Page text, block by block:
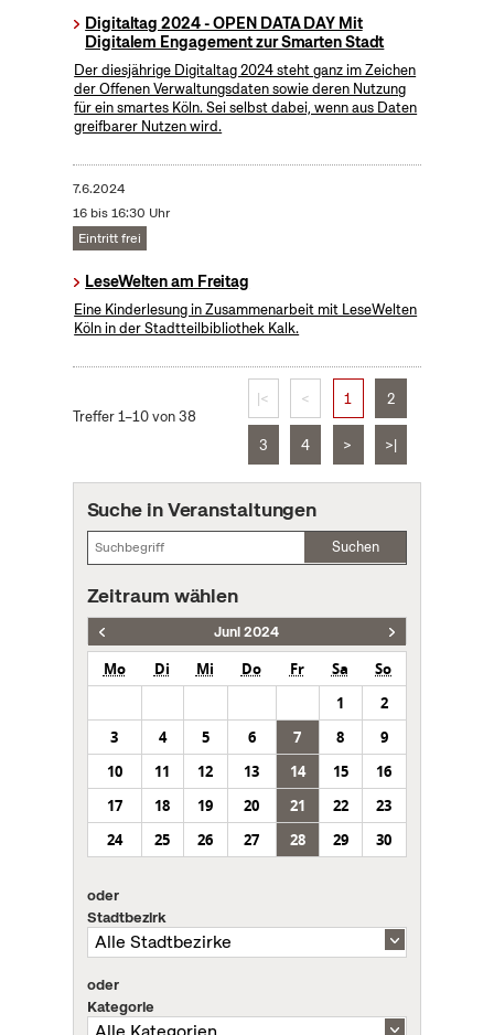
Digitaltag 2024 - OPEN DATA DAY Mit
Digitalem Engagement zur Smarten Stadt
Der diesjährige Digitaltag 2024 steht ganz im Zeichen
der Offenen Verwaltungsdaten sowie deren Nutzung
für ein smartes Köln. Sei selbst dabei, wenn aus Daten
greifbarer Nutzen wird.
7.6.2024
16 bis 16:30 Uhr
Eintritt frei
LeseWelten am Freitag
Eine Kinderlesung in Zusammenarbeit mit LeseWelten
Köln in der Stadtteilbibliothek Kalk.
Treffer 1–10 von 38
|< < 1 2
3 4 > >|
Suche in Veranstaltungen
Suchen
Zeitraum wählen
Juni 2024
Mo Di Mi Do Fr Sa
So
1
2
3
4 5 6 7 8
9
10
11 12 13 14 15
16
17
18 19 20 21 22
23
24
25 26 27 28 29 30
oder
Stadtbezirk
oder
Kategorie